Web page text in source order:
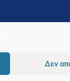
Δεν